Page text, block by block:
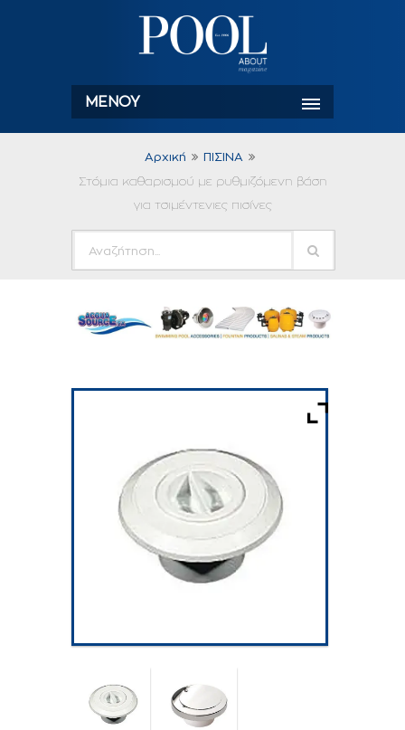
ΜΕΝΟΎ
Αρχική
ΠΙΣΙΝΑ
Στόμια καθαρισμού με ρυθμιζόμενη βάση
για τσιμέντενιες πισίνες